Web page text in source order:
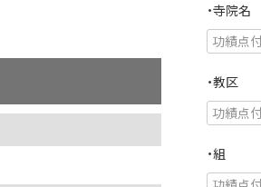
・寺院名
・教区
・組